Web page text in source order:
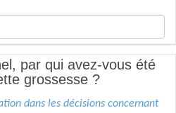
par qui avez-vous été
grossesse ?
dans les décisions concernant